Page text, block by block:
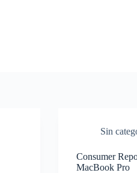
Sin
Consumer
MacBook Pro